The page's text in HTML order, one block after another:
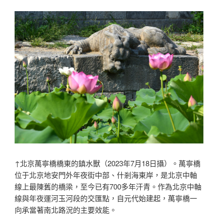
↑北京萬寧橋橋東的鎮水獸（2023年7月18日攝）。萬寧橋
位于北京地安門外年夜街中部、什剎海東岸，是北京中軸
線上最陳舊的橋梁，至今已有700多年汗青。作為北京中軸
線與年夜運河玉河段的交匯點，自元代始建起，萬寧橋一
向承當著南北路況的主要效能。